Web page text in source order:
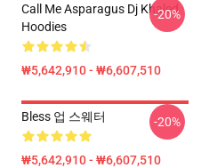
Call Me Asparagus Dj Khaled
Hoodies
₩5,642,910 - ₩6,607,510
-20%
Bless 업 스웨터
₩5,642,910 - ₩6,607,510
-20%